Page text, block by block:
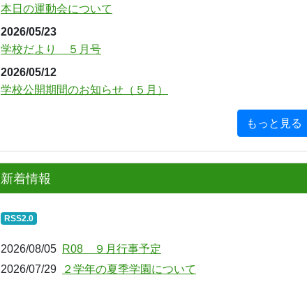
本日の運動会について
2026/05/23
学校だより ５月号
2026/05/12
学校公開期間のお知らせ（５月）
もっと見る
新着情報
RSS2.0
2026/08/05 R08 ９月行事予定
2026/07/29
２学年の夏季学園について